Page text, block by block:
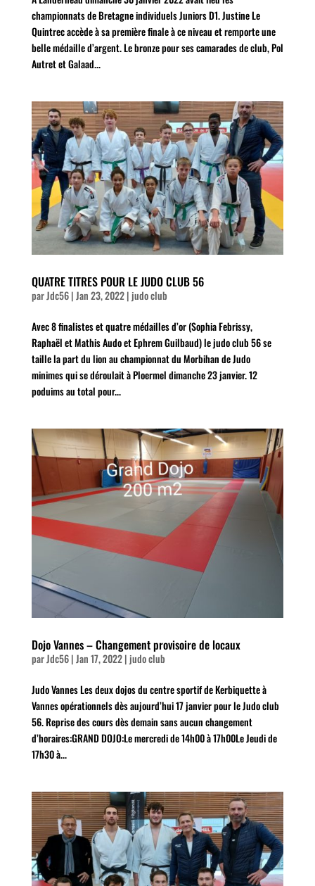
championnats de Bretagne individuels Juniors D1. Justine Le
Quintrec accède à sa première finale à ce niveau et remporte une
belle médaille d’argent. Le bronze pour ses camarades de club, Pol
Autret et Galaad...
QUATRE TITRES POUR LE JUDO CLUB 56
parJdc56|Jan 23, 2022| judo club
Avec 8 finalistes et quatre médailles d’or (Sophia Febrissy,
Raphaël et Mathis Audo et Ephrem Guilbaud) le judo club 56 se
taille la part du lion au championnat du Morbihan de Judo
minimes qui se déroulait à Ploermel dimanche 23 janvier. 12
poduims au total pour...
Dojo Vannes – Changement provisoire de locaux
parJdc56|Jan 17, 2022| judo club
Judo Vannes Les deux dojos du centre sportif de Kerbiquette à
Vannes opérationnels dès aujourd’hui 17 janvier pour le Judo club
56. Reprise des cours dès demain sans aucun changement
d’horaires:GRAND DOJO:Le mercredi de 14h00 à 17h00Le Jeudi de
17h30 à...